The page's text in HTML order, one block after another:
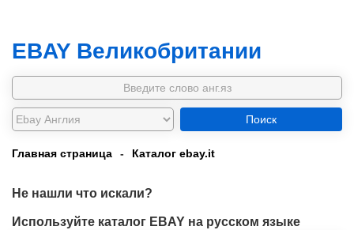
EBAY Великобритании
Поиск
Главная страница - Каталог ebay.it
Не нашли что искали?
Используйте каталог EBAY на русском языке